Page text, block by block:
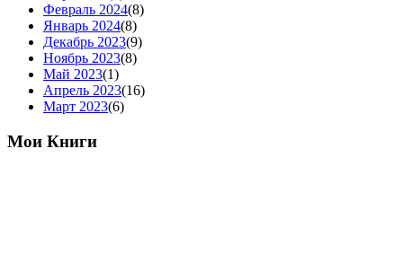
Февраль 2024(8)
Январь 2024(8)
Декабрь 2023(9)
Ноябрь 2023(8)
Май 2023(1)
Апрель 2023(16)
Март 2023(6)
Мои Книги